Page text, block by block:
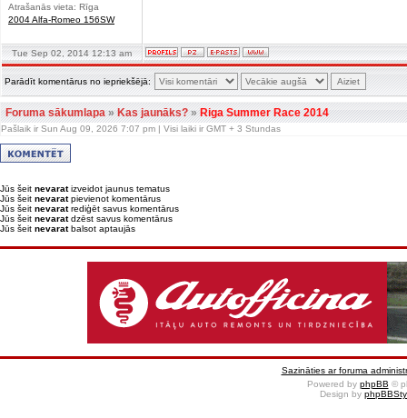
Atrašanās vieta: Rīga
2004 Alfa-Romeo 156SW
Tue Sep 02, 2014 12:13 am
Parādīt komentārus no iepriekšējā:
Foruma sākumlapa»Kas jaunāks?»Riga Summer Race 2014
Pašlaik ir Sun Aug 09, 2026 7:07 pm | Visi laiki ir GMT + 3 Stundas
Jūs šeit nevaratizveidot jaunus tematus
Jūs šeit nevaratpievienot komentārus
Jūs šeit nevaratrediģēt savus komentārus
Jūs šeit nevaratdzēst savus komentārus
Jūs šeit nevaratbalsot aptaujās
Sazināties ar foruma
Powered by phpBB ©
Design by